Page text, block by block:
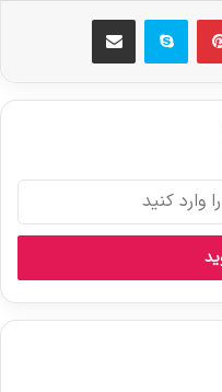
‫پین‌ترست اسکایپ